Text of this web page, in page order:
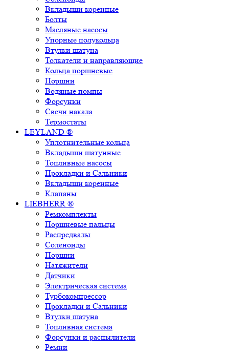
Вкладыши коренные
Болты
Масляные насосы
Упорные полукольца
Втулки шатуна
Толкатели и направляющие
Кольца поршневые
Поршни
Водяные помпы
Форсунки
Свечи накала
Термостаты
LEYLAND ®
Уплотнительные кольца
Вкладыши шатунные
Топливные насосы
Прокладки и Сальники
Вкладыши коренные
Клапаны
LIEBHERR ®
Ремкомплекты
Поршневые пальцы
Распредвалы
Соленоиды
Поршни
Натяжители
Датчики
Электрическая система
Турбокомпрессор
Прокладки и Сальники
Втулки шатуна
Топливная система
Форсунки и распылители
Ремни